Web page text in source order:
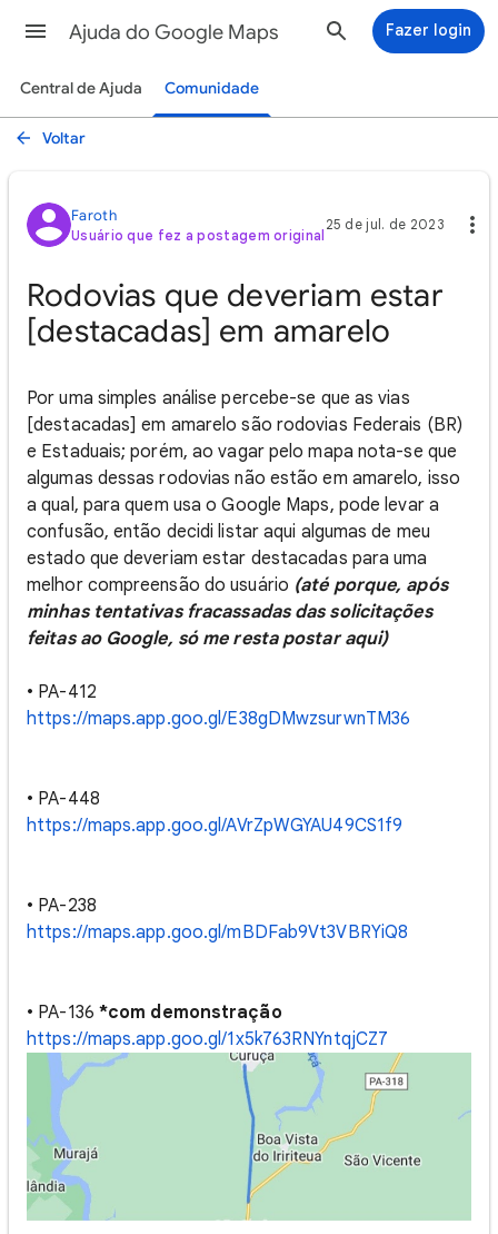
Ajuda do Google Maps Fazer login
Central de Ajuda Comunidade
Voltar
Faroth
Usuário que fez a postagem original
25 de jul. de 2023
Rodovias que deveriam estar
[destacadas] em amarelo
Por uma simples análise percebe-se que as vias
[destacadas] em amarelo são rodovias Federais (BR)
e Estaduais; porém, ao vagar pelo mapa nota-se que
algumas dessas rodovias não estão em amarelo, isso
a qual, para quem usa o Google Maps, pode levar a
confusão, então decidi listar aqui algumas de meu
estado que deveriam estar destacadas para uma
melhor compreensão do usuário (até porque, após
minhas tentativas fracassadas das solicitações
feitas ao Google, só me resta postar aqui)
• PA-412
https://maps.app.goo.gl/E38gDMwzsurwnTM36
• PA-448
https://maps.app.goo.gl/AVrZpWGYAU49CS1f9
• PA-238
https://maps.app.goo.gl/mBDFab9Vt3VBRYiQ8
• PA-136 *com demonstração
https://maps.app.goo.gl/1x5k763RNYntqjCZ7